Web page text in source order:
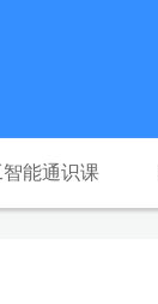
智能通识课